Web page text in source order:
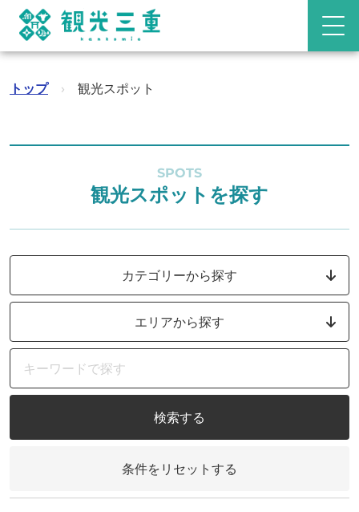
トップ › 観光スポット
SPOTS
観光スポットを探す
カテゴリーから探す
エリアから探す
検索する
条件をリセットする